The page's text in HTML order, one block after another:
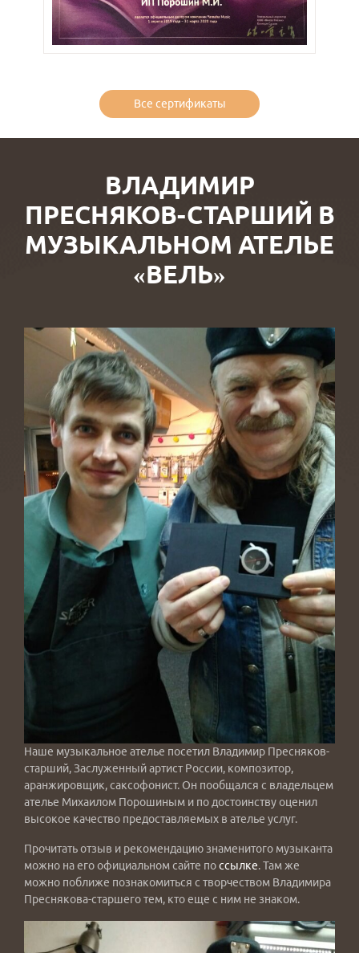
Все сертификаты
ВЛАДИМИР
ПРЕСНЯКОВ-СТАРШИЙ В
МУЗЫКАЛЬНОМ АТЕЛЬЕ
«ВЕЛЬ»
Наше музыкальное ателье посетил Владимир Пресняков-
старший, Заслуженный артист России, композитор,
аранжировщик, саксофонист. Он пообщался с владельцем
ателье Михаилом Порошиным и по достоинству оценил
высокое качество предоставляемых в ателье услуг.
Прочитать отзыв и рекомендацию знаменитого музыканта
можно на его официальном сайте поссылке. Там же
можно поближе познакомиться с творчеством Владимира
Преснякова-старшего тем, кто еще с ним не знаком.